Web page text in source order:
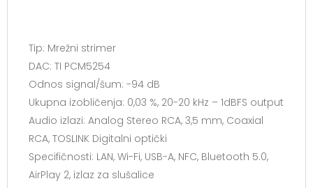
Tip: Mrežni strimer
DAC: TI PCM5254
Odnos signal/šum: -94 dB
Ukupna izobličenja: 0,03 %, 20-20 kHz – 1dBFS output
Audio izlazi: Analog Stereo RCA, 3,5 mm, Coaxial
RCA, TOSLINK Digitalni optički
Specifičnosti: LAN, Wi-Fi, USB-A, NFC, Bluetooth 5.0,
AirPlay 2, izlaz za slušalice